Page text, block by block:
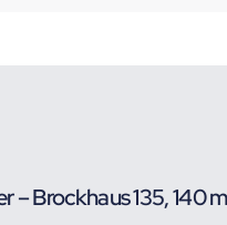
– Brockhaus 135, 140